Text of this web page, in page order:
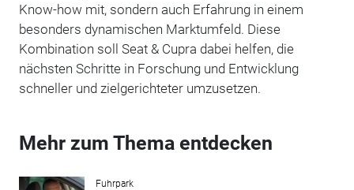
Know-how mit, sondern auch Erfahrung in einem
besonders dynamischen Marktumfeld. Diese
Kombination soll Seat & Cupra dabei helfen, die
nächsten Schritte in Forschung und Entwicklung
schneller und zielgerichteter umzusetzen.
Mehr zum Thema entdecken
Fuhrpark